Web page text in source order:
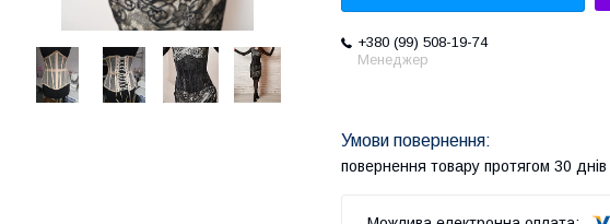
+380 (99) 508-19-74
Менеджер
повернення товару протягом 30 днів